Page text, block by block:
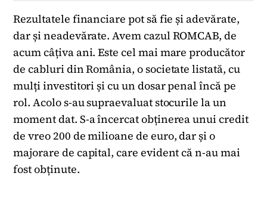
Rezultatele financiare pot să fie și adevărate,
dar și neadevărate. Avem cazul ROMCAB, de
acum câțiva ani. Este cel mai mare producător
de cabluri din România, o societate listată, cu
mulți investitori și cu un dosar penal încă pe
rol. Acolo s-au supraevaluat stocurile la un
moment dat. S-a încercat obținerea unui credit
de vreo 200 de milioane de euro, dar și o
majorare de capital, care evident că n-au mai
fost obținute.